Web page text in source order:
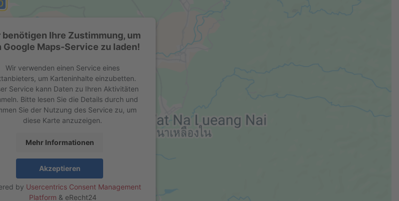
benötigen Ihre Zustimmung, um
Google Maps-Service zu laden!
Wir verwenden einen Service eines
um Karteninhalte einzubetten.
Service kann Daten zu Ihren Aktivitäten
Bitte lesen Sie die Details durch und
Sie der Nutzung des Service zu, um
diese Karte anzuzeigen.
Mehr Informationen
Akzeptieren
by Usercentrics Consent Management
Platform & eRecht24